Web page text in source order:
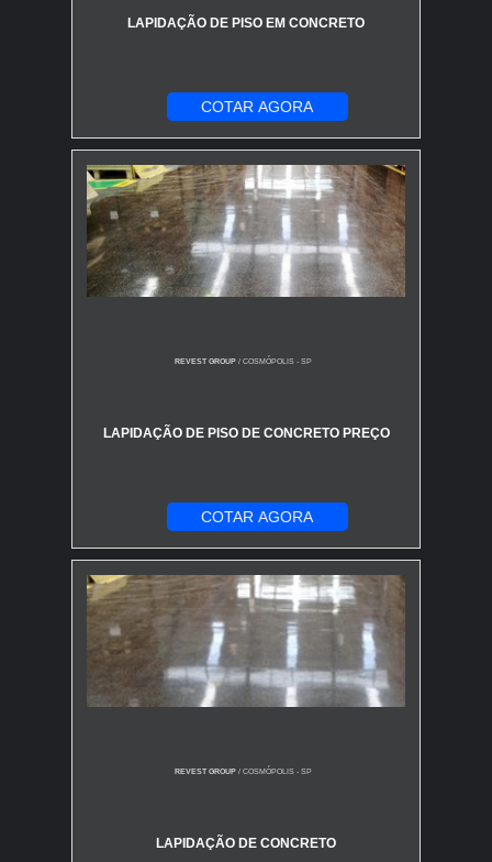
LAPIDAÇÃO DE PISO EM CONCRETO
COTAR AGORA
REVEST GROUP/ COSMÓPOLIS - SP
LAPIDAÇÃO DE PISO DE CONCRETO PREÇO
COTAR AGORA
REVEST GROUP/ COSMÓPOLIS - SP
LAPIDAÇÃO DE CONCRETO